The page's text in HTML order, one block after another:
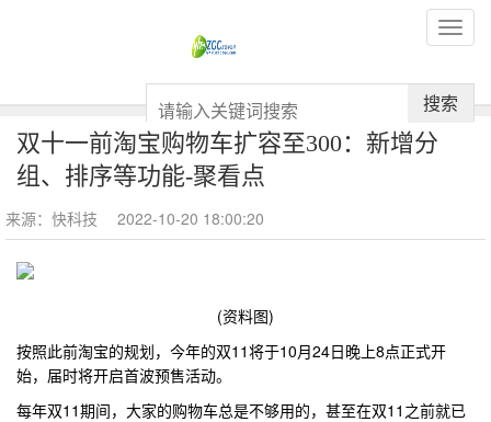
搜索
双十一前淘宝购物车扩容至300：新增分
组、排序等功能-聚看点
来源：快科技 2022-10-20 18:00:20
(资料图)
按照此前淘宝的规划，今年的双11将于10月24日晚上8点正式开
始，届时将开启首波预售活动。
每年双11期间，大家的购物车总是不够用的，甚至在双11之前就已